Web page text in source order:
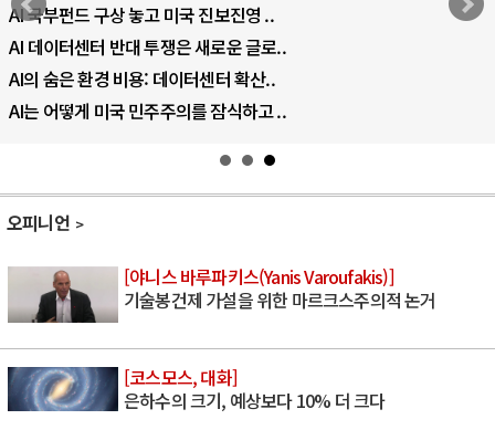
AI 국부펀드 구상 놓고 미국 진보진영 ..
AI 데이터센터 반대 투쟁은 새로운 글로..
AI의 숨은 환경 비용: 데이터센터 확산..
AI는 어떻게 미국 민주주의를 잠식하고 ..
오피니언
[야니스 바루파키스(Yanis Varoufakis)]
기술봉건제 가설을 위한 마르크스주의적 논거
[코스모스, 대화]
은하수의 크기, 예상보다 10% 더 크다